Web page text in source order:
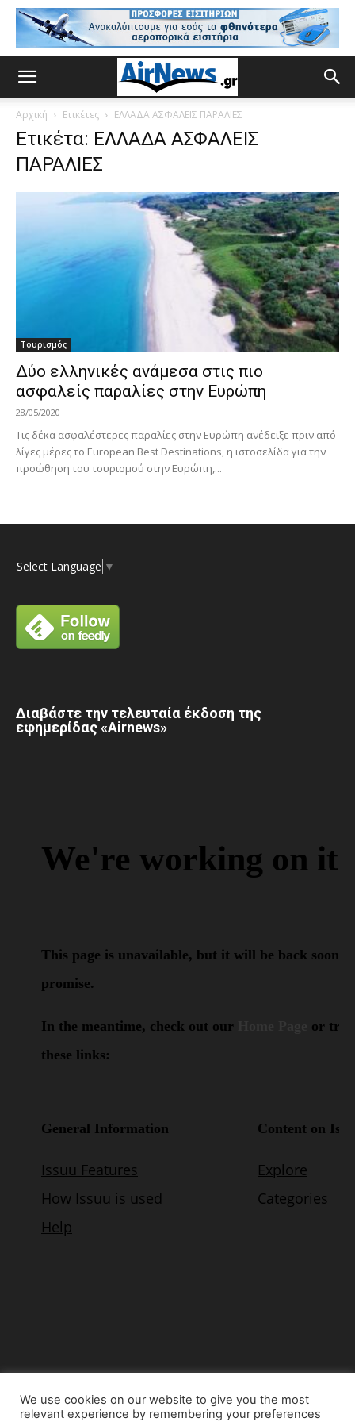
Αρχική Ετικέτες ΕΛΛΑΔΑ ΑΣΦΑΛΕΙΣ ΠΑΡΑΛΙΕΣ
Ετικέτα: ΕΛΛΑΔΑ ΑΣΦΑΛΕΙΣ
ΠΑΡΑΛΙΕΣ
Τουρισμός
Δύο ελληνικές ανάμεσα στις πιο
ασφαλείς παραλίες στην Ευρώπη
28/05/2020
Τις δέκα ασφαλέστερες παραλίες στην Ευρώπη ανέδειξε πριν από
λίγες μέρες το European Best Destinations, η ιστοσελίδα για την
προώθηση του τουρισμού στην Ευρώπη,...
Select Language ▼
Διαβάστε την τελευταία έκδοση της
εφημερίδας «Airnews»
We use cookies on our website to give you the most
relevant experience by remembering your preferences